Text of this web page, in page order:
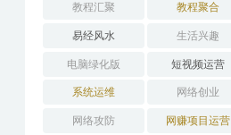
教程汇聚 教程聚合
易经风水 生活兴趣
电脑绿化版 短视频运营
系统运维 网络创业
网络攻防 网赚项目运营